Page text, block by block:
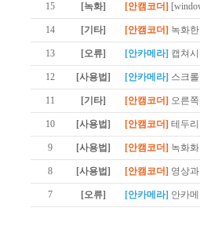
15 [녹화] [안캠코더]
14 [기타] [안캠코더] 녹화
13 [오류] [안카메라] 캡쳐
12 [사용법] [안카메라] 스크
11 [기타] [안캠코더] 오른
10 [사용법] [안캠코더] 테두
9 [사용법] [안캠코더] 녹화
8 [사용법] [안캠코더] 영상
7 [오류] [안카메라] 안카